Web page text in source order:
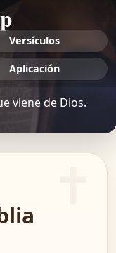
Versículos
Aplicación
viene de Dios.